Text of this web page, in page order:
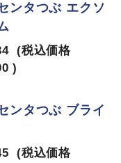
ンタつぶ エクソ
(税込価格
)
ンタつぶ ブライ
(税込価格